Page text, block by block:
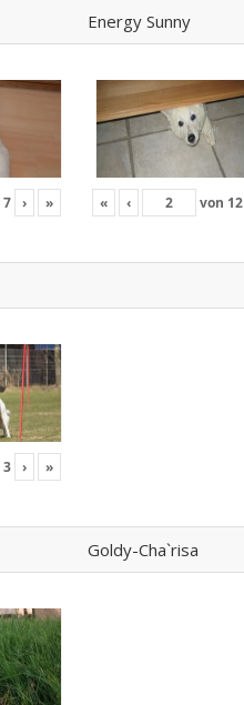
Energy Sunny
7 › » « ‹ von 12
3 › »
Goldy-Cha`risa